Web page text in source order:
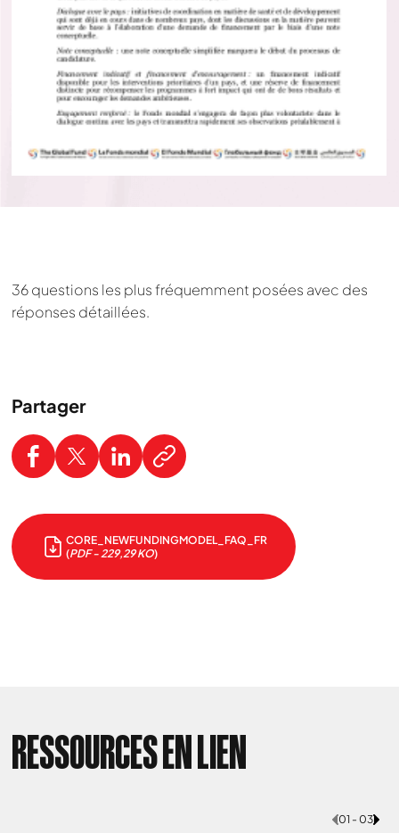
36 questions les plus fréquemment posées avec des
réponses détaillées.
Partager
CORE_NEWFUNDINGMODEL_FAQ_FR
(PDF - 229,29 KO)
RESSOURCES EN LIEN
01 - 03